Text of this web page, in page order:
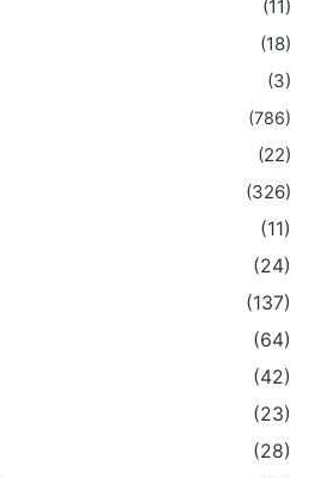
(11)
(18)
(3)
(786)
(22)
(326)
(11)
(24)
(137)
(64)
(42)
(23)
(28)